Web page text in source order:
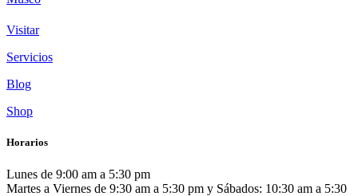
Visitar
Servicios
Blog
Shop
Horarios
Lunes de 9:00 am a 5:30 pm
Martes a Viernes de 9:30 am a 5:30 pm y Sábados: 10:30 am a 5:30